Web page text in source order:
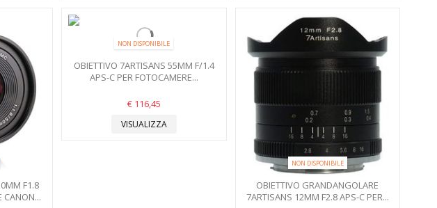
F1.8
CANON...
NON DISPONIBILE
OBIETTIVO 7ARTISANS 55MM F/1.4
APS-C PER FOTOCAMERE...
€ 116,45
VISUALIZZA
NON DISPONIBILE
OBIETTIVO GRANDANGOLARE
7ARTISANS 12MM F2.8 APS-C PER...